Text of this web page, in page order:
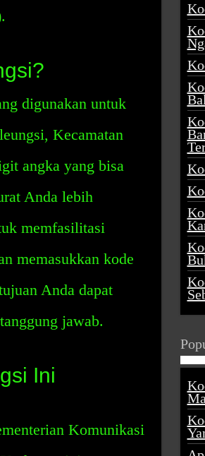
digunakan untuk
Kecamatan
angka yang bisa
Anda lebih
memfasilitasi
memasukkan kode
Anda dapat
jawab.
Ini
Komunikasi